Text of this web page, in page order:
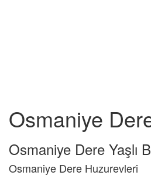
Osmaniye
Osmaniye Dere Yaşlı
Osmaniye Dere Huzurevleri